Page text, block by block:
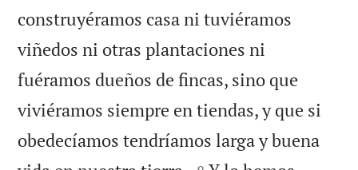
construyéramos casa ni tuviéramos
viñedos ni otras plantaciones ni
fuéramos dueños de fincas, sino que
viviéramos siempre en tiendas, y que si
obedecíamos tendríamos larga y buena